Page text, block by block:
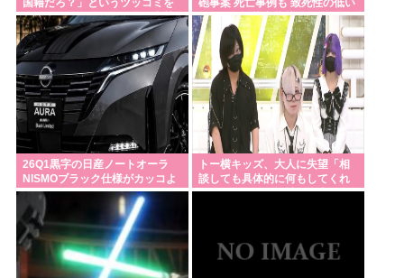
【大阪】80歳母親を踏みつけ死亡させた疑い 58歳無
職息子を逮捕 13～14年前から2人暮らし「介護疲れ
で日常的に暴行」 岬町
日本『30℃』でも涼しい
長崎に乗り込んで来たパヨク活動家「平和憲法守
れ！中国と和解せよ！」
『食料自給率』の低い日本が「核兵器で国を守
る！」って、頭おかしくね？食べ物止められたら終
わりじゃん
自民党「日本を滅ぼそうとする統一教会のいいなり
ですw」👈お前らがコイツを支持する理由w
国籍だろ？」というツッコミを
恐れ、海外メディアを全員出禁
に
砲事案 死亡事例も 致死性の低い
テーザー銃導入指摘
26Q1黒字の日産ノートオーラ
NISMOブラック仕様がカッコよ
くてなんか悔しい
トー横キッズ、大人に失望「相
談しても具体的に何もしてくれ
なくて傷つく。福祉は自由が奪